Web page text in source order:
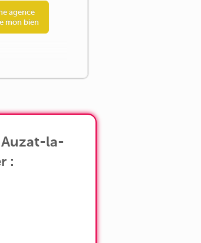
agence
mon bien
la-
: